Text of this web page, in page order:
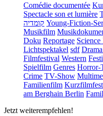
Comédie documentée
Spectacle son et lumière
קומדיה Young-Fiction-
Musikfilm
Doku Reportage
Lichtspektakel sdf
Filmfestival Western
Spielfilm Genres Horror-
Crime TV-Show
Familienfilm
am Berghain Berlin
Jetzt weiterempfehlen!